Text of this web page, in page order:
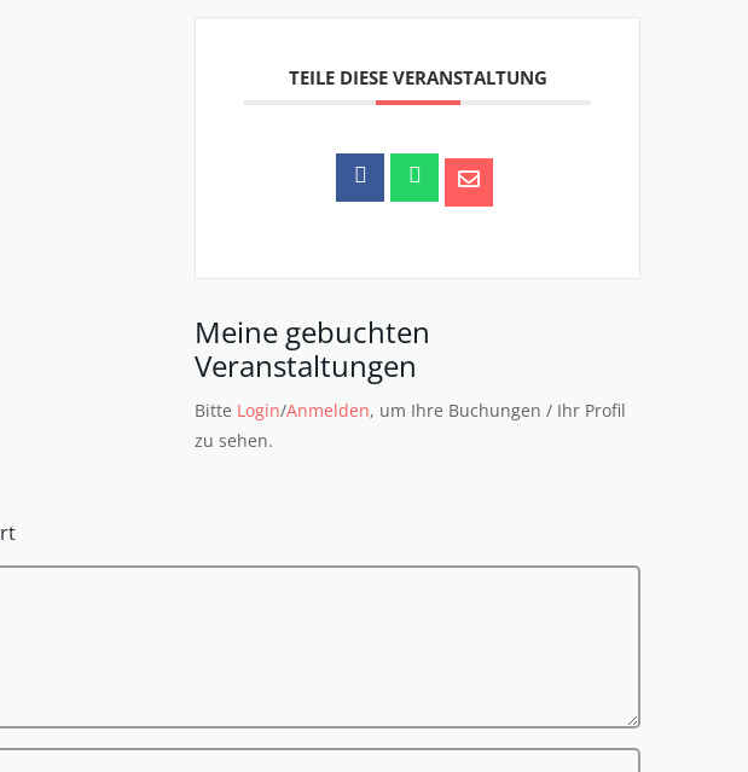
TEILE DIESE VERANSTALTUNG
Meine gebuchten
Veranstaltungen
Bitte Login/Anmelden, um Ihre Buchungen / Ihr Profil
zu sehen.